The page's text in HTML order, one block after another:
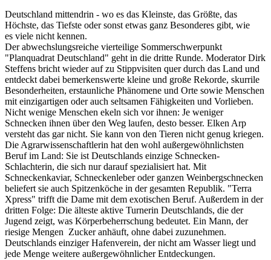
Deutschland mittendrin - wo es das Kleinste, das Größte, das
Höchste, das Tiefste oder sonst etwas ganz Besonderes gibt, wie
es viele nicht kennen.
Der abwechslungsreiche vierteilige Sommerschwerpunkt
"Planquadrat Deutschland" geht in die dritte Runde. Moderator Dirk
Steffens bricht wieder auf zu Stippvisiten quer durch das Land und
entdeckt dabei bemerkenswerte kleine und große Rekorde, skurrile
Besonderheiten, erstaunliche Phänomene und Orte sowie Menschen
mit einzigartigen oder auch seltsamen Fähigkeiten und Vorlieben.
Nicht wenige Menschen ekeln sich vor ihnen: Je weniger
Schnecken ihnen über den Weg laufen, desto besser. Elken Arp
versteht das gar nicht. Sie kann von den Tieren nicht genug kriegen.
Die Agrarwissenschaftlerin hat den wohl außergewöhnlichsten
Beruf im Land: Sie ist Deutschlands einzige Schnecken-
Schlachterin, die sich nur darauf spezialisiert hat. Mit
Schneckenkaviar, Schneckenleber oder ganzen Weinbergschnecken
beliefert sie auch Spitzenköche in der gesamten Republik. "Terra
Xpress" trifft die Dame mit dem exotischen Beruf. Außerdem in der
dritten Folge: Die älteste aktive Turnerin Deutschlands, die der
Jugend zeigt, was Körperbeherrschung bedeutet. Ein Mann, der
riesige Mengen Zucker anhäuft, ohne dabei zuzunehmen.
Deutschlands einziger Hafenverein, der nicht am Wasser liegt und
jede Menge weitere außergewöhnlicher Entdeckungen.